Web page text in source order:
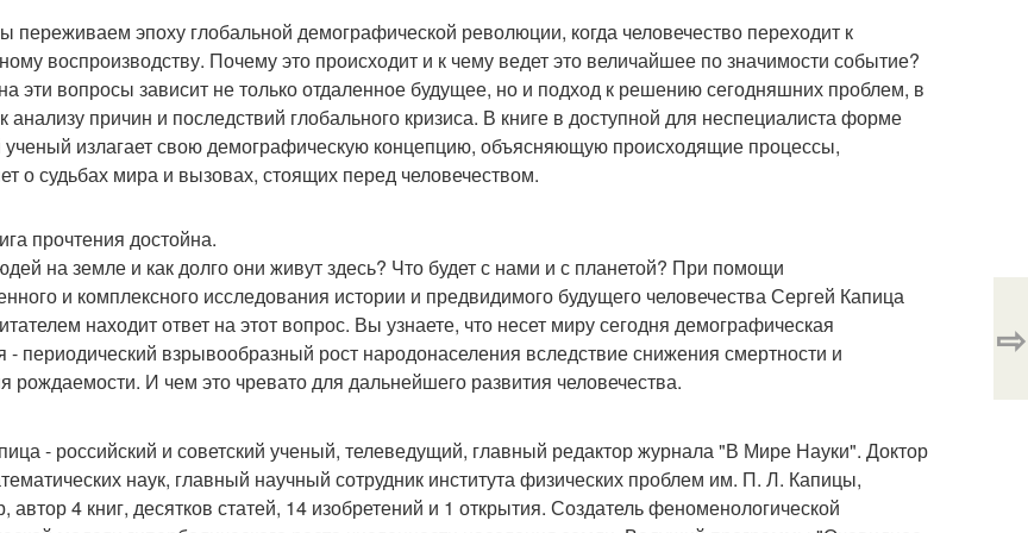
переживаем эпоху глобальной демографической революции, когда человечество переходит к
воспроизводству. Почему это происходит и к чему ведет это величайшее по значимости событие?
эти вопросы зависит не только отдаленное будущее, но и подход к решению сегодняшних проблем, в
анализу причин и последствий глобального кризиса. В книге в доступной для неспециалиста форме
ученый излагает свою демографическую концепцию, объясняющую происходящие процессы,
о судьбах мира и вызовах, стоящих перед человечеством.
прочтения достойна.
на земле и как долго они живут здесь? Что будет с нами и с планетой? При помощи
и комплексного исследования истории и предвидимого будущего человечества Сергей Капица
находит ответ на этот вопрос. Вы узнаете, что несет миру сегодня демографическая
- периодический взрывообразный рост народонаселения вследствие снижения смертности и
рождаемости. И чем это чревато для дальнейшего развития человечества.
- российский и советский ученый, телеведущий, главный редактор журнала "В Мире Науки". Доктор
наук, главный научный сотрудник института физических проблем им. П. Л. Капицы,
автор 4 книг, десятков статей, 14 изобретений и 1 открытия. Создатель феноменологической
⇨